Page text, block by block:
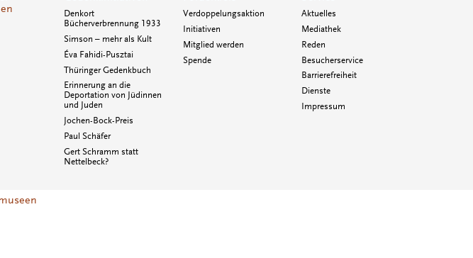
Denkort
Bücherverbrennung 1933
Simson – mehr als Kult
Éva Fahidi-Pusztai
Thüringer Gedenkbuch
Erinnerung an die
Deportation von Jüdinnen
und Juden
Jochen-Bock-Preis
Paul Schäfer
Gert Schramm statt
Nettelbeck?
Verdoppelungsaktion
Initiativen
Mitglied werden
Spende
Aktuelles
Mediathek
Reden
Besucherservice
Barrierefreiheit
Dienste
Impressum